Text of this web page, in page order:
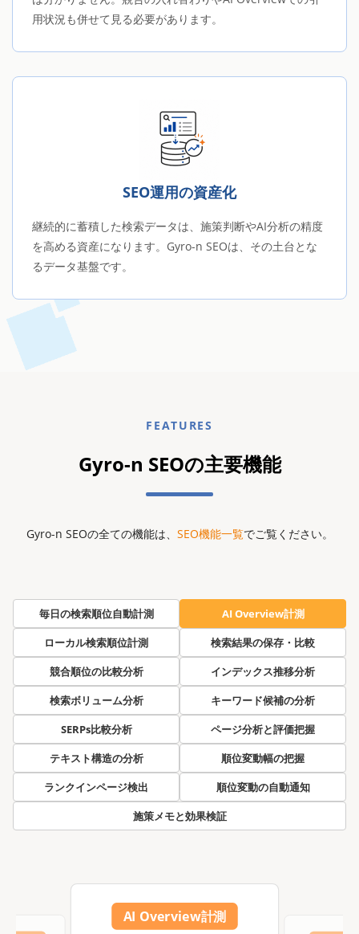
用状況も併せて見る必要があります。
SEO運用の資産化
継続的に蓄積した検索データは、施策判断やAI分析の精度
を高める資産になります。Gyro-n SEOは、その土台とな
るデータ基盤です。
FEATURES
Gyro-n SEOの主要機能
Gyro-n SEOの全ての機能は、 SEO機能一覧でご覧ください。
毎日の検索順位自動計測
AI Overview計測
ローカル検索順位計測
検索結果の保存・比較
競合順位の比較分析
インデックス推移分析
検索ボリューム分析
キーワード候補の分析
SERPs比較分析
ページ分析と評価把握
テキスト構造の分析
順位変動幅の把握
ランクインページ検出
順位変動の自動通知
施策メモと効果検証
AI Overview計測